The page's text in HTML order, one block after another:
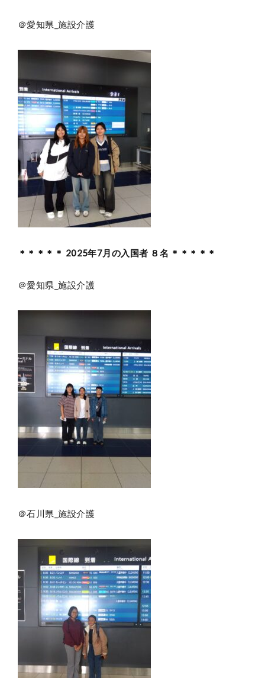
＠愛知県_施設介護
＊＊＊＊＊ 2025年7月の入国者 ８名 ＊＊＊＊＊
＠愛知県_施設介護
＠石川県_施設介護